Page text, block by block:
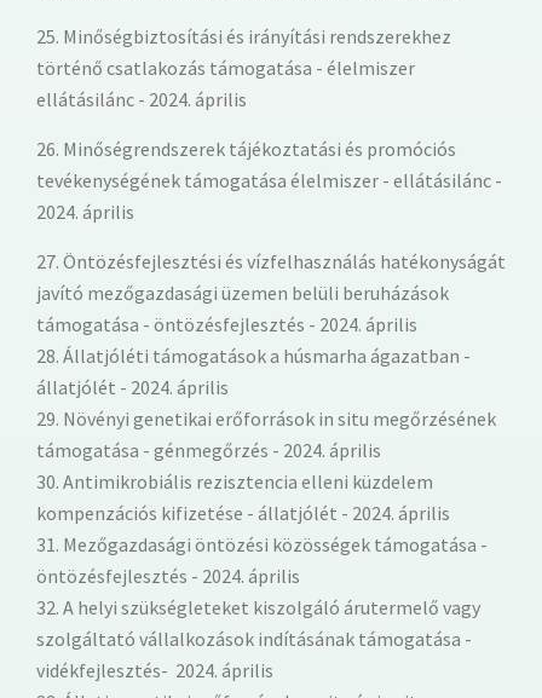
25. Minőségbiztosítási és irányítási rendszerekhez
történő csatlakozás támogatása - élelmiszer
ellátásilánc - 2024. április
26. Minőségrendszerek tájékoztatási és promóciós
tevékenységének támogatása élelmiszer - ellátásilánc -
2024. április
27. Öntözésfejlesztési és vízfelhasználás hatékonyságát
javító mezőgazdasági üzemen belüli beruházások
támogatása - öntözésfejlesztés - 2024. április
28. Állatjóléti támogatások a húsmarha ágazatban -
állatjólét - 2024. április
29. Növényi genetikai erőforrások in situ megőrzésének
támogatása - génmegőrzés - 2024. április
30. Antimikrobiális rezisztencia elleni küzdelem
kompenzációs kifizetése - állatjólét - 2024. április
31. Mezőgazdasági öntözési közösségek támogatása -
öntözésfejlesztés - 2024. április
32. A helyi szükségleteket kiszolgáló árutermelő vagy
szolgáltató vállalkozások indításának támogatása -
vidékfejlesztés- 2024. április